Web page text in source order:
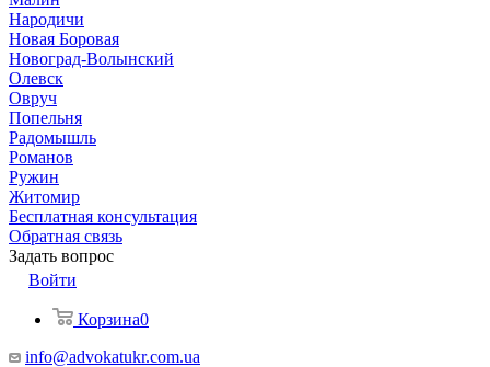
Народичи
Новая Боровая
Новоград-Волынский
Олевск
Овруч
Попельня
Радомышль
Романов
Ружин
Житомир
Бесплатная консультация
Обратная связь
Задать вопрос
Войти
Корзина0
info@advokatukr.com.ua